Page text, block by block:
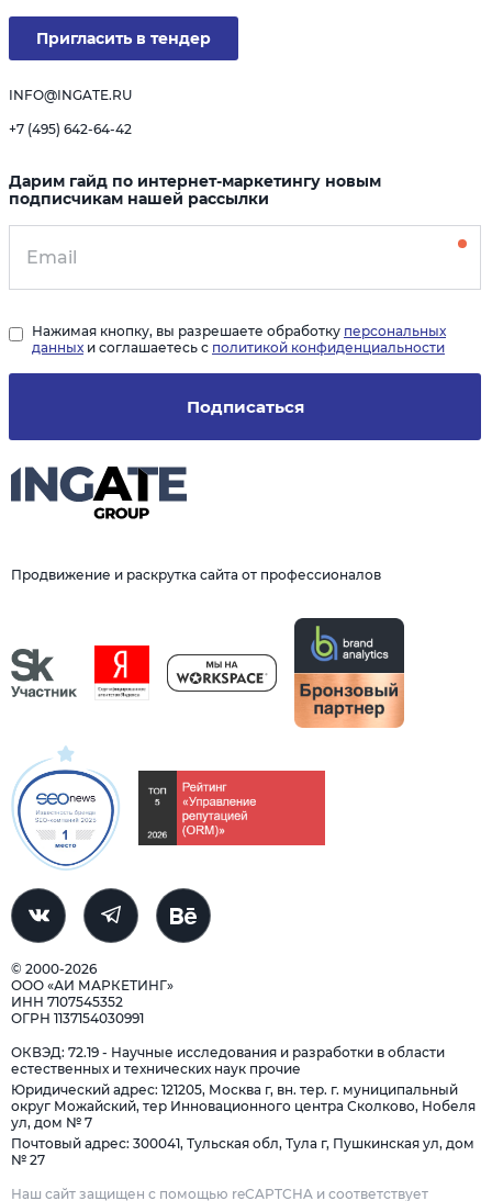
Продвижение и раскрутка сайта от профессионалов
© 2000-2026
ООО «АИ МАРКЕТИНГ»
ИНН 7107545352
ОГРН 1137154030991
Пригласить в тендер
INFO@INGATE.RU
+7 (495) 642-64-42
Дарим гайд по интернет-маркетингу новым
подписчикам нашей рассылки
Подписаться
Нажимая кнопку, вы разрешаете обработку персональных
данных и соглашаетесь с политикой конфиденциальности
ОКВЭД: 72.19 - Научные исследования и разработки в области
естественных и технических наук прочие
Юридический адрес: 121205, Москва г, вн. тер. г. муниципальный
округ Можайский, тер Инновационного центра Сколково, Нобеля
ул, дом № 7
Почтовый адрес: 300041, Тульская обл, Тула г, Пушкинская ул, дом
№ 27
Наш сайт защищен с помощью reCAPTCHA и соответствует